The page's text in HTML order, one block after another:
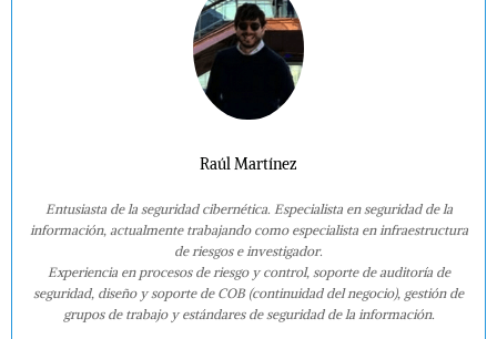
Raúl Martínez
Entusiasta de la seguridad cibernética. Especialista en seguridad de la
información, actualmente trabajando como especialista en infraestructura
de riesgos e investigador.
Experiencia en procesos de riesgo y control, soporte de auditoría de
seguridad, diseño y soporte de COB (continuidad del negocio), gestión de
grupos de trabajo y estándares de seguridad de la información.